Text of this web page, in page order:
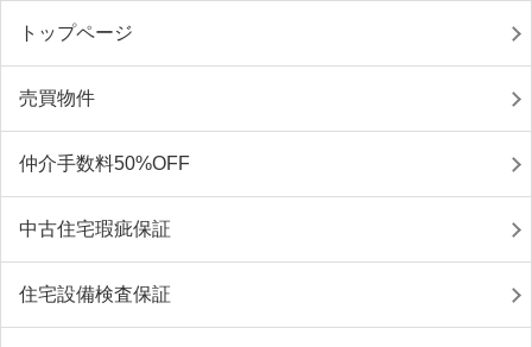
トップページ
売買物件
仲介手数料50%OFF
中古住宅瑕疵保証
住宅設備検査保証